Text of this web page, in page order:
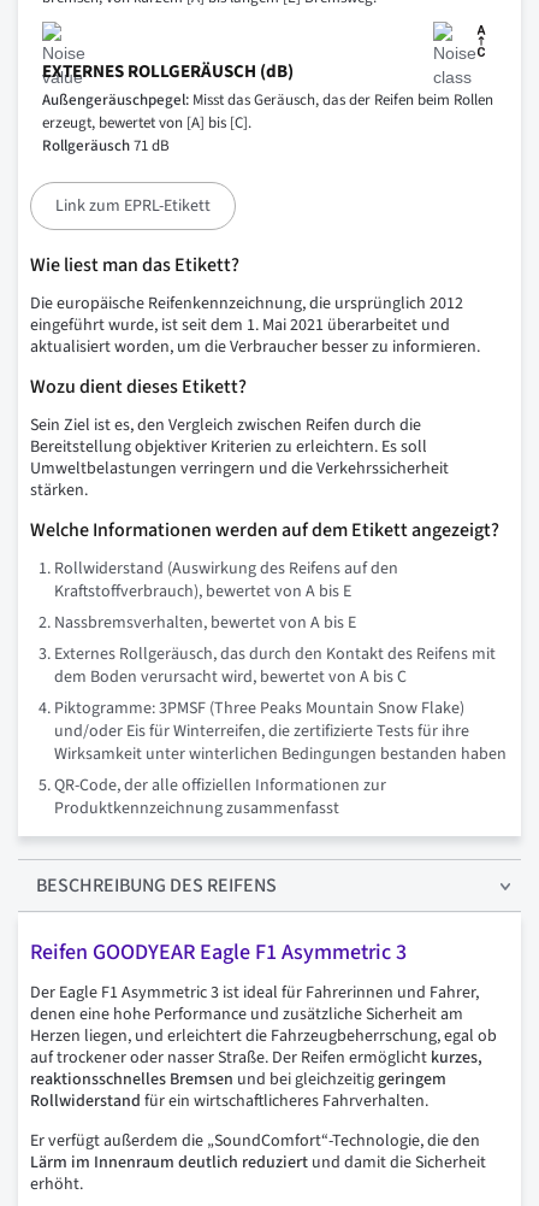
EXTERNES ROLLGERÄUSCH (dB)
Außengeräuschpegel: Misst das Geräusch, das der Reifen beim Rollen
erzeugt, bewertet von [A] bis [C].
Rollgeräusch71 dB
Link zum EPRL-Etikett
Wie liest man das Etikett?
Die europäische Reifenkennzeichnung, die ursprünglich 2012
eingeführt wurde, ist seit dem 1. Mai 2021 überarbeitet und
aktualisiert worden, um die Verbraucher besser zu informieren.
Wozu dient dieses Etikett?
Sein Ziel ist es, den Vergleich zwischen Reifen durch die
Bereitstellung objektiver Kriterien zu erleichtern. Es soll
Umweltbelastungen verringern und die Verkehrssicherheit
stärken.
Welche Informationen werden auf dem Etikett angezeigt?
Rollwiderstand (Auswirkung des Reifens auf den
Kraftstoffverbrauch), bewertet von A bis E
Nassbremsverhalten, bewertet von A bis E
Externes Rollgeräusch, das durch den Kontakt des Reifens mit
dem Boden verursacht wird, bewertet von A bis C
Piktogramme: 3PMSF (Three Peaks Mountain Snow Flake)
und/oder Eis für Winterreifen, die zertifizierte Tests für ihre
Wirksamkeit unter winterlichen Bedingungen bestanden haben
QR-Code, der alle offiziellen Informationen zur
Produktkennzeichnung zusammenfasst
BESCHREIBUNG DES REIFENS
Reifen GOODYEAR Eagle F1 Asymmetric 3
Der Eagle F1 Asymmetric 3 ist ideal für Fahrerinnen und Fahrer,
denen eine hohe Performance und zusätzliche Sicherheit am
Herzen liegen, und erleichtert die Fahrzeugbeherrschung, egal ob
auf trockener oder nasser Straße. Der Reifen ermöglicht kurzes,
reaktionsschnelles Bremsen und bei gleichzeitiggeringem
Rollwiderstand für ein wirtschaftlicheres Fahrverhalten.
Er verfügt außerdem die „SoundComfort“-Technologie, die den
Lärm im Innenraum deutlich reduziert und damit die Sicherheit
erhöht.